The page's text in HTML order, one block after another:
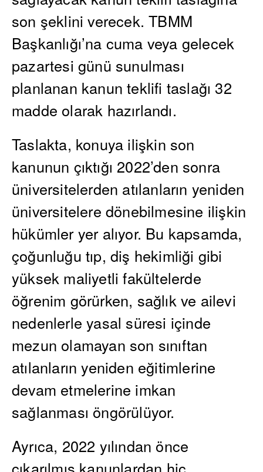
son şeklini verecek. TBMM
Başkanlığı’na cuma veya gelecek
pazartesi günü sunulması
planlanan kanun teklifi taslağı 32
madde olarak hazırlandı.
Taslakta, konuya ilişkin son
kanunun çıktığı 2022’den sonra
üniversitelerden atılanların yeniden
üniversitelere dönebilmesine ilişkin
hükümler yer alıyor. Bu kapsamda,
çoğunluğu tıp, diş hekimliği gibi
yüksek maliyetli fakültelerde
öğrenim görürken, sağlık ve ailevi
nedenlerle yasal süresi içinde
mezun olamayan son sınıftan
atılanların yeniden eğitimlerine
devam etmelerine imkan
sağlanması öngörülüyor.
Ayrıca, 2022 yılından önce